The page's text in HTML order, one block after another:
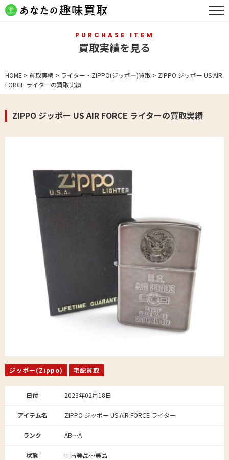
PURCHASE ITEM
買取実績を見る
HOME > 買取実績 > ライター・ZIPPO(ジッポ―)買取 > ZIPPO ジッポー US AIR
FORCE ライターの買取実績
ZIPPO ジッポー US AIR FORCE ライターの買取実績
ジッポー(Zippo) 宅配買取
日付 2023年02月18日
アイテム名 ZIPPO ジッポー US AIR FORCE ライター
ランク AB～A
状態 中古美品～美品